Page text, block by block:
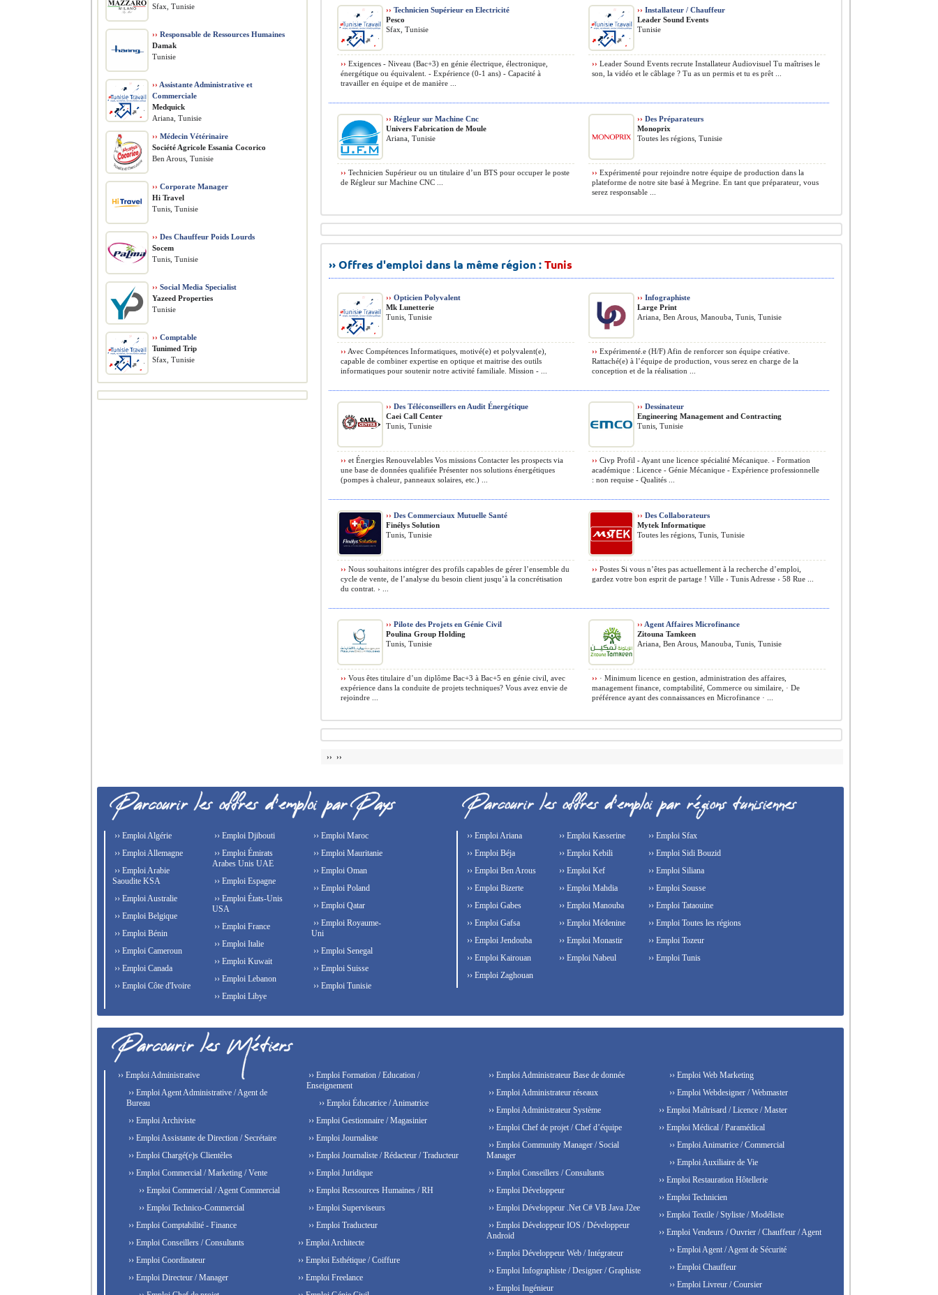
›› Technicien Supérieur en Electricité
Pesco
Sfax, Tunisie
›› Exigences - Niveau (Bac+3) en génie électrique, électronique,
énergétique ou équivalent. - Expérience (0-1 ans) - Capacité à
travailler en équipe et de manière ...
›› Installateur / Chauffeur
Leader Sound Events
Tunisie
›› Leader Sound Events recrute Installateur Audiovisuel Tu maîtrises le
son, la vidéo et le câblage ? Tu as un permis et tu es prêt ...
›› Régleur sur Machine Cnc
Univers Fabrication de Moule
Ariana, Tunisie
›› Technicien Supérieur ou un titulaire d’un BTS pour occuper le poste
de Régleur sur Machine CNC ...
›› Des Préparateurs
Monoprix
Toutes les régions, Tunisie
›› Expérimenté pour rejoindre notre équipe de production dans la
plateforme de notre site basé à Megrine. En tant que préparateur, vous
serez responsable ...
›› Offres d'emploi dans la même région :Tunis
›› Opticien Polyvalent
Mk Lunetterie
Tunis, Tunisie
›› Avec Compétences Informatiques, motivé(e) et polyvalent(e),
capable de combiner expertise en optique et maitrise des outils
informatiques pour soutenir notre activité familiale. Mission - ...
›› Infographiste
Large Print
Ariana, Ben Arous, Manouba, Tunis, Tunisie
›› Expérimenté.e (H/F) Afin de renforcer son équipe créative.
Rattaché(e) à l’équipe de production, vous serez en charge de la
conception et de la réalisation ...
›› Des Téléconseillers en Audit Énergétique
Caei Call Center
Tunis, Tunisie
›› et Énergies Renouvelables Vos missions Contacter les prospects via
une base de données qualifiée Présenter nos solutions énergétiques
(pompes à chaleur, panneaux solaires, etc.) ...
›› Dessinateur
Engineering Management and Contracting
Tunis, Tunisie
›› Civp Profil - Ayant une licence spécialité Mécanique. - Formation
académique : Licence - Génie Mécanique - Expérience professionnelle
: non requise - Qualités ...
›› Des Commerciaux Mutuelle Santé
Finélys Solution
Tunis, Tunisie
›› Nous souhaitons intégrer des profils capables de gérer l’ensemble du
cycle de vente, de l’analyse du besoin client jusqu’à la concrétisation
du contrat. › ...
›› Des Collaborateurs
Mytek Informatique
Toutes les régions, Tunis, Tunisie
›› Postes Si vous n’êtes pas actuellement à la recherche d’emploi,
gardez votre bon esprit de partage ! Ville › Tunis Adresse › 58 Rue ...
›› Pilote des Projets en Génie Civil
Poulina Group Holding
Tunis, Tunisie
›› Vous êtes titulaire d’un diplôme Bac+3 à Bac+5 en génie civil, avec
expérience dans la conduite de projets techniques? Vous avez envie de
rejoindre ...
›› Agent Affaires Microfinance
Zitouna Tamkeen
Ariana, Ben Arous, Manouba, Tunis, Tunisie
›› · Minimum licence en gestion, administration des affaires,
management finance, comptabilité, Commerce ou similaire, · De
préférence ayant des connaissances en Microfinance · ...
›› ››
Sfax, Tunisie
›› Responsable de Ressources Humaines
Damak
Tunisie
›› Assistante Administrative et
Commerciale
Medquick
Ariana, Tunisie
›› Médecin Vétérinaire
Société Agricole Essania Cocorico
Ben Arous, Tunisie
›› Corporate Manager
Hi Travel
Tunis, Tunisie
›› Des Chauffeur Poids Lourds
Socem
Tunis, Tunisie
›› Social Media Specialist
Yazeed Properties
Tunisie
›› Comptable
Tunimed Trip
Sfax, Tunisie
›› Emploi Algérie
›› Emploi Allemagne
›› Emploi Arabie
Saoudite KSA
›› Emploi Australie
›› Emploi Belgique
›› Emploi Bénin
›› Emploi Cameroun
›› Emploi Canada
›› Emploi Côte d'Ivoire
›› Emploi Djibouti
›› Emploi Émirats
Arabes Unis UAE
›› Emploi Espagne
›› Emploi États-Unis
USA
›› Emploi France
›› Emploi Italie
›› Emploi Kuwait
›› Emploi Lebanon
›› Emploi Libye
›› Emploi Maroc
›› Emploi Mauritanie
›› Emploi Oman
›› Emploi Poland
›› Emploi Qatar
›› Emploi Royaume-
Uni
›› Emploi Senegal
›› Emploi Suisse
›› Emploi Tunisie
›› Emploi Ariana
›› Emploi Béja
›› Emploi Ben Arous
›› Emploi Bizerte
›› Emploi Gabes
›› Emploi Gafsa
›› Emploi Jendouba
›› Emploi Kairouan
›› Emploi Kasserine
›› Emploi Kebili
›› Emploi Kef
›› Emploi Mahdia
›› Emploi Manouba
›› Emploi Médenine
›› Emploi Monastir
›› Emploi Nabeul
›› Emploi Sfax
›› Emploi Sidi Bouzid
›› Emploi Siliana
›› Emploi Sousse
›› Emploi Tataouine
›› Emploi Toutes les régions
›› Emploi Tozeur
›› Emploi Tunis
›› Emploi Zaghouan
›› Emploi Administrative
›› Emploi Agent Administrative / Agent de
Bureau
›› Emploi Archiviste
›› Emploi Assistante de Direction / Secrétaire
›› Emploi Chargé(e)s Clientèles
›› Emploi Commercial / Marketing / Vente
›› Emploi Commercial / Agent Commercial
›› Emploi Technico-Commercial
›› Emploi Comptabilité - Finance
›› Emploi Conseillers / Consultants
›› Emploi Coordinateur
›› Emploi Directeur / Manager
›› Emploi Formation / Education /
Enseignement
›› Emploi Éducatrice / Animatrice
›› Emploi Gestionnaire / Magasinier
›› Emploi Journaliste
›› Emploi Journaliste / Rédacteur / Traducteur
›› Emploi Juridique
›› Emploi Ressources Humaines / RH
›› Emploi Superviseurs
›› Emploi Traducteur
›› Emploi Architecte
›› Emploi Esthétique / Coiffure
›› Emploi Freelance
›› Emploi Administrateur Base de donnée
›› Emploi Administrateur réseaux
›› Emploi Administrateur Système
›› Emploi Chef de projet / Chef d’équipe
›› Emploi Community Manager / Social
Manager
›› Emploi Conseillers / Consultants
›› Emploi Développeur
›› Emploi Développeur .Net C# VB Java J2ee
›› Emploi Développeur IOS / Développeur
Android
›› Emploi Développeur Web / Intégrateur
›› Emploi Infographiste / Designer / Graphiste
›› Emploi Ingénieur
›› Emploi Web Marketing
›› Emploi Webdesigner / Webmaster
›› Emploi Maîtrisard / Licence / Master
›› Emploi Médical / Paramédical
›› Emploi Animatrice / Commercial
›› Emploi Auxiliaire de Vie
›› Emploi Restauration Hôtellerie
›› Emploi Technicien
›› Emploi Textile / Styliste / Modéliste
›› Emploi Vendeurs / Ouvrier / Chauffeur / Agent
›› Emploi Agent / Agent de Sécurité
›› Emploi Chauffeur
›› Emploi Livreur / Coursier